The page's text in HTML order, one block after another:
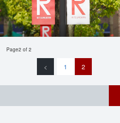
Page2 of 2
< 1 2